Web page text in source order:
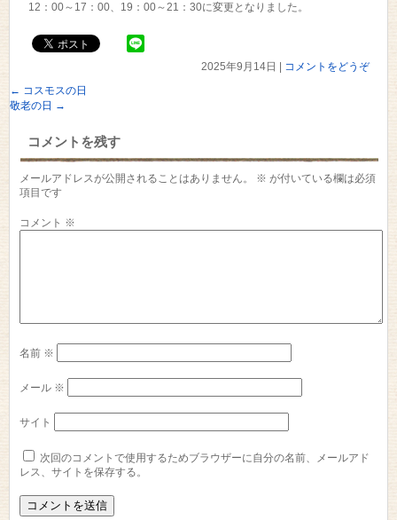
12：00～17：00、19：00～21：30に変更となりました。
2025年9月14日
コメントをどうぞ
← コスモスの日
敬老の日 →
コメントを残す
メールアドレスが公開されることはありません。 ※ が付いている欄は必須
項目です
コメント ※
名前 ※
メール ※
サイト
次回のコメントで使用するためブラウザーに自分の名前、メールアド
レス、サイトを保存する。